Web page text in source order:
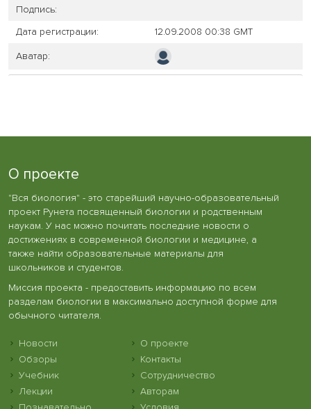
Подпись:
Дата регистрации:
12.09.2008 00:38 GMT
Аватар:
О проекте
"Вся биология" - это старейший научно-образовательный
проект Рунета посвященный биологии и родственным
наукам. У нас можно почитать последние новости о
достижениях в современной биологии и медицине, а
также найти образовательные материалы для
школьников и студентов.
Миссия проекта - предоставить информацию по всем
разделам биологии в максимально доступной форме для
обычного читателя.
Новости
Обзоры
Учебник
Лекции
О проекте
Контакты
Сотрудничество
Авторам